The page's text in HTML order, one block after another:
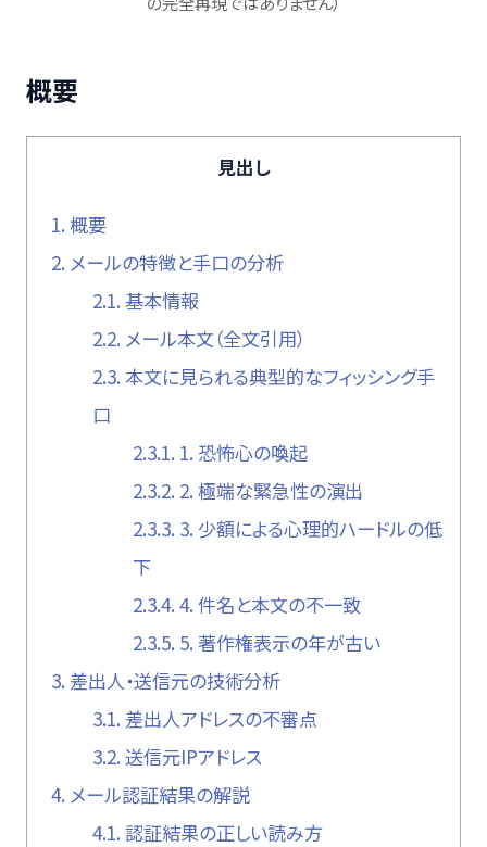
概要
見出し
1. 概要
2. メールの特徴と手口の分析
2.1. 基本情報
2.2. メール本文（全文引用）
2.3. 本文に見られる典型的なフィッシング手
口
2.3.1. 1. 恐怖心の喚起
2.3.2. 2. 極端な緊急性の演出
2.3.3. 3. 少額による心理的ハードルの低
下
2.3.4. 4. 件名と本文の不一致
2.3.5. 5. 著作権表示の年が古い
3. 差出人・送信元の技術分析
3.1. 差出人アドレスの不審点
3.2. 送信元IPアドレス
4. メール認証結果の解説
4.1. 認証結果の正しい読み方